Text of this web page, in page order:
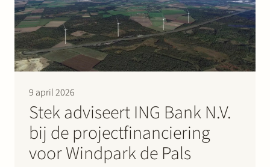
9 april 2026
Stek adviseert ING Bank N.V.
bij de projectfinanciering
voor Windpark de Pals